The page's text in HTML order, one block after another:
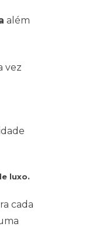
além
vez
luxo.
cada